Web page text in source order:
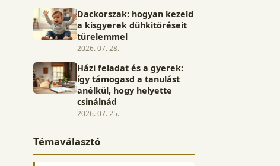
Dackorszak: hogyan kezeld
a kisgyerek dühkitöréseit
türelemmel
2026. 07. 28.
Házi feladat és a gyerek:
így támogasd a tanulást
anélkül, hogy helyette
csinálnád
2026. 07. 25.
Témaválasztó